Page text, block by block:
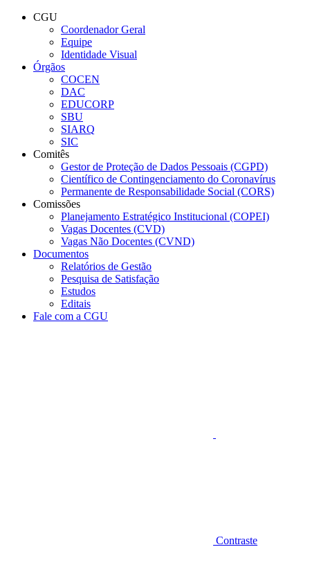
Conteúdo principal
CGU
Coordenador Geral
Equipe
Identidade Visual
Órgãos
COCEN
DAC
EDUCORP
SBU
SIARQ
SIC
Comitês
Gestor de Proteção de Dados Pessoais (CGPD)
Científico de Contingenciamento do Coronavírus
Permanente de Responsabilidade Social (CORS)
Comissões
Planejamento Estratégico Institucional (COPEI)
Vagas Docentes (CVD)
Vagas Não Docentes (CVND)
Documentos
Relatórios de Gestão
Pesquisa de Satisfação
Estudos
Editais
Fale com a CGU
Contraste